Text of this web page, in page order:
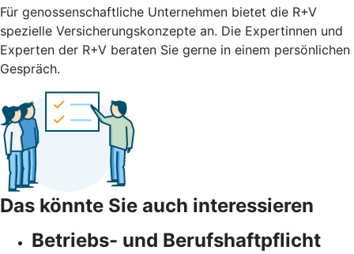
Für genossenschaftliche Unternehmen bietet die R+V
spezielle Versicherungskonzepte an. Die Expertinnen und
Experten der R+V beraten Sie gerne in einem persönlichen
Gespräch.
Das könnte Sie auch interessieren
Betriebs- und Berufshaftpflicht